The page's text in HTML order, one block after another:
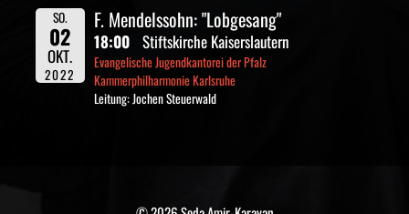
SO.
02
OKT.
2022
F. Mendelssohn: "Lobgesang"
18:00 Stiftskirche Kaiserslautern
Evangelische Jugendkantorei der Pfalz
Kammerphilharmonie Karlsruhe
Leitung: Jochen Steuerwald